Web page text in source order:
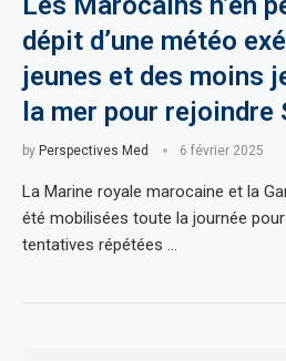
dépit d’une météo
jeunes et des moins
la mer pour rejoindre
by Perspectives Med 6 février 2025
La Marine royale marocaine et la
été mobilisées toute la journée
tentatives répétées …